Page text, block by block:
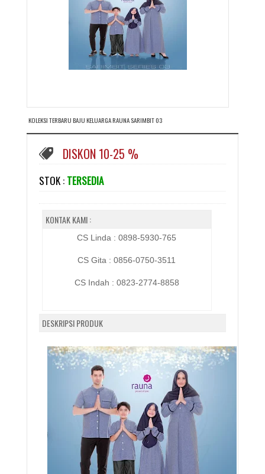
KOLEKSI TERBARU BAJU KELUARGA RAUNA SARIMBIT 03
DISKON 10-25 %
STOK : TERSEDIA
KONTAK KAMI :
CS Linda : 0898-5930-765
CS Gita : 0856-0750-3511
CS Indah : 0823-2774-8858
DESKRIPSI PRODUK